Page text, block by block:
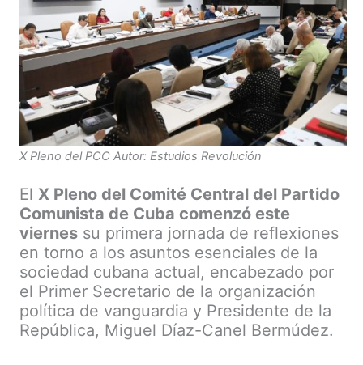
X Pleno del PCC Autor: Estudios Revolución
El X Pleno del Comité Central del Partido
Comunista de Cuba comenzó este
viernes su primera jornada de reflexiones
en torno a los asuntos esenciales de la
sociedad cubana actual, encabezado por
el Primer Secretario de la organización
política de vanguardia y Presidente de la
República, Miguel Díaz-Canel Bermúdez.